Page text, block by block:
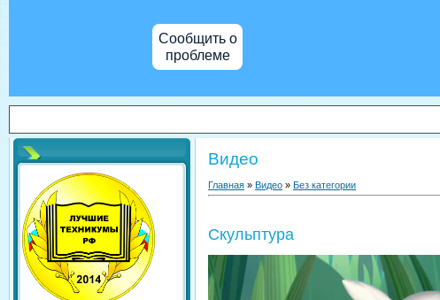
Сообщить о
проблеме
Видео
Главная » Видео » Без категории
Скульптура